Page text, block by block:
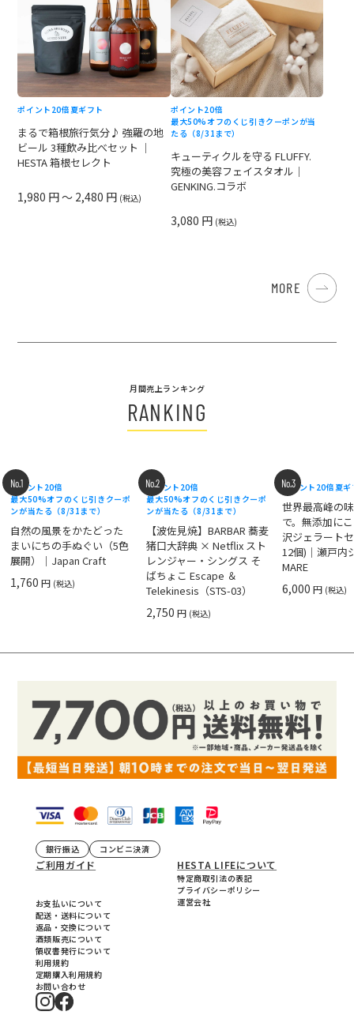
ポイント20倍 夏ギフト
まるで箱根旅行気分♪ 強羅の地
ビール 3種飲み比べセット ｜
HESTA 箱根セレクト
1,980 円 ～ 2,480 円 (税込)
ポイント20倍
最大50%オフのくじ引きクーポンが当
たる（8/31まで）
キューティクルを守る FLUFFY.
究極の美容フェイスタオル｜
GENKING.コラボ
3,080 円 (税込)
MORE
月間売上ランキング
RANKING
No.1
ポイント20倍
最大50%オフのくじ引きクーポ
ンが当たる（8/31まで）
自然の風景をかたどった
まいにちの手ぬぐい（5色
展開）｜Japan Craft
1,760円 (税込)
No.2
ポイント20倍
最大50%オフのくじ引きクーポ
ンが当たる（8/31まで）
【波佐見焼】BARBAR 蕎麦
猪口大辞典 × Netflix スト
レンジャー・シングス そ
ばちょこ Escape ＆
Telekinesis（STS-03）
2,750円 (税込)
No.3
ポイント20倍 夏
世界最高峰の
で。無添加に
沢ジェラート
12個)｜瀬戸内
MARE
6,000円 (税込)
銀行振込 コンビニ決済
ご利用ガイド
お支払いについて
配送・送料について
返品・交換について
酒類販売について
領収書発行について
利用規約
定期購入利用規約
お問い合わせ
HESTA LIFEについて
特定商取引法の表記
プライバシーポリシー
運営会社